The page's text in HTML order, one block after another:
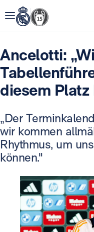
Ancelotti:
diesem Platz
„Der
wir kommen
Rhythmus, um
können."